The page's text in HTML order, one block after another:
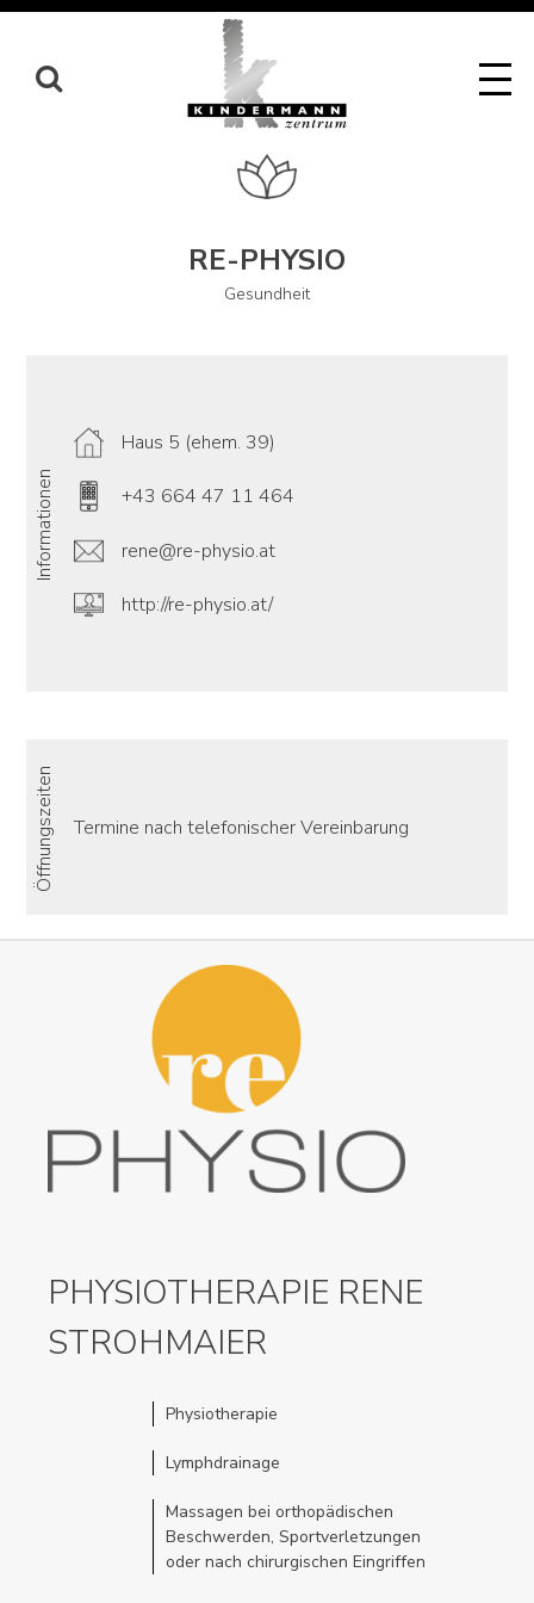
Skip
content
RE-PHYSIO
Gesundheit
Informationen
Haus 5 (ehem. 39)
+43 664 47 11 464
rene@re-physio.at
http://re-physio.at/
Öffnungszeiten Termine nach telefonischer Vereinbarung
PHYSIOTHERAPIE RENE
STROHMAIER
Physiotherapie
Lymphdrainage
Massagen bei orthopädischen
Beschwerden, Sportverletzungen
oder nach chirurgischen Eingriffen